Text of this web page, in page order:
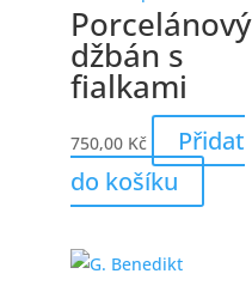
Porcelánový
džbán s
fialkami
750,00 Kč
Přidat
do košíku